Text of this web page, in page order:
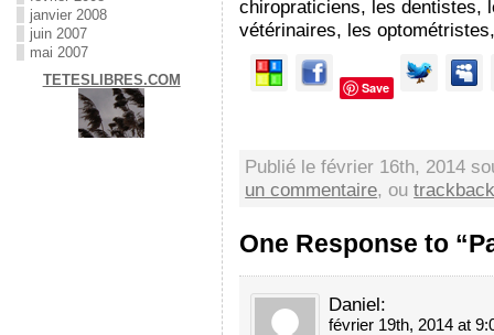
chiropraticiens, les dentistes,
vétérinaires, les
Save
Publié le février 16th, 2014
un commentaire, ou
One Response to
Daniel:
février 19th, 2014 at
janvier 2008
juin 2007
mai 2007
TETESLIBRES.COM